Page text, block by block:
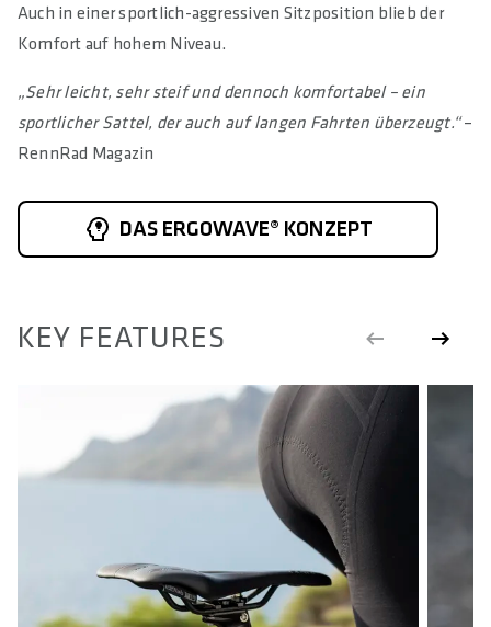
Auch in einer sportlich-aggressiven Sitzposition blieb der
Komfort auf hohem Niveau.
„Sehr leicht, sehr steif und dennoch komfortabel – ein
sportlicher Sattel, der auch auf langen Fahrten überzeugt.“–
RennRad Magazin
DAS ERGOWAVE® KONZEPT
KEY FEATURES